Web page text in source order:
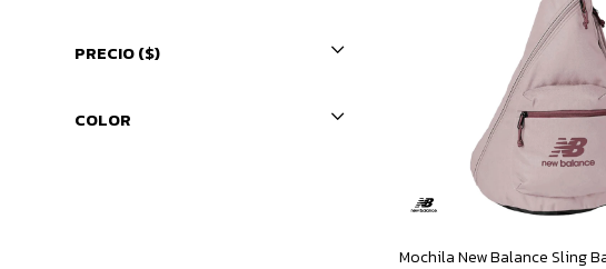
PRECIO($)
COLOR